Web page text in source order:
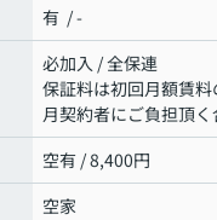
有 / -
必加入 / 全保連
保証料は初回月額賃
月契約者にご負担頂く
空有 / 8,400円
空家